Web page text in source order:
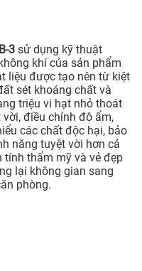
3 sử dụng kỹ thuật
khí của sản phẩm
liệu được tạo nên từ kiệt
sét khoáng chất và
triệu vi hạt nhỏ thoát
điều chỉnh độ ẩm,
các chất độc hại, bảo
năng tuyệt vời hơn cả
tính thẩm mỹ và vẻ đẹp
lại không gian sang
phòng.